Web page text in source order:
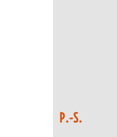
P.-S.